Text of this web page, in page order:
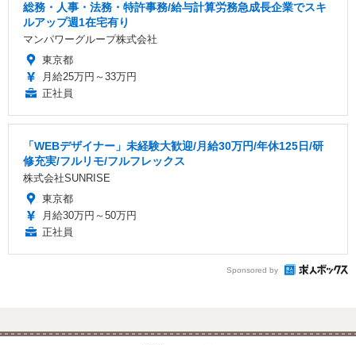
総務・人事・法務・特許事務/給与計算労務急成長企業でスキ
ルアップ週1在宅有り
マンパワーグループ株式会社
東京都
月給25万円～33万円
正社員
「WEBデザイナー」未経験大歓迎/月給30万円/年休125日/研
修充実/フルリモ/フルフレックス
株式会社SUNRISE
東京都
月給30万円～50万円
正社員
Sponsored by